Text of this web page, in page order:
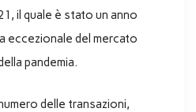
il quale è stato un anno
eccezionale del mercato
pandemia.
delle transazioni,